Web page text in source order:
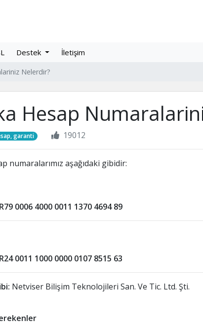
Destek İletişim
Nelerdir?
Hesap
garanti 19012
numaralarımız aşağıdaki gibidir:
0006 4000 0011 1370 4694 89
0011 1000 0000 0107 8515 63
Netviser Bilişim Teknolojileri San. Ve Tic. Ltd. Şti.